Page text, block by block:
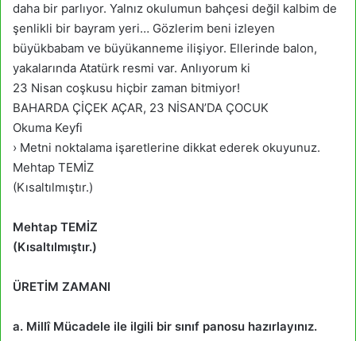
daha bir parlıyor. Yalnız okulumun bahçesi değil kalbim de
şenlikli bir bayram yeri… Gözlerim beni izleyen
büyükbabam ve büyükanneme ilişiyor. Ellerinde balon,
yakalarında Atatürk resmi var. Anlıyorum ki
23 Nisan coşkusu hiçbir zaman bitmiyor!
BAHARDA ÇİÇEK AÇAR, 23 NİSAN’DA ÇOCUK
Okuma Keyfi
› Metni noktalama işaretlerine dikkat ederek okuyunuz.
Mehtap TEMİZ
(Kısaltılmıştır.)
Mehtap TEMİZ
(Kısaltılmıştır.)
ÜRETİM ZAMANI
a. Millî Mücadele ile ilgili bir sınıf panosu hazırlayınız.